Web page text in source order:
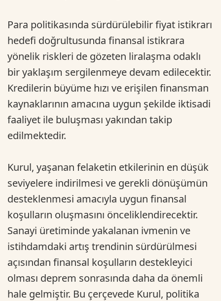
Para politikasında sürdürülebilir fiyat istikrarı
hedefi doğrultusunda finansal istikrara
yönelik riskleri de gözeten liralaşma odaklı
bir yaklaşım sergilenmeye devam edilecektir.
Kredilerin büyüme hızı ve erişilen finansman
kaynaklarının amacına uygun şekilde iktisadi
faaliyet ile buluşması yakından takip
edilmektedir.
Kurul, yaşanan felaketin etkilerinin en düşük
seviyelere indirilmesi ve gerekli dönüşümün
desteklenmesi amacıyla uygun finansal
koşulların oluşmasını önceliklendirecektir.
Sanayi üretiminde yakalanan ivmenin ve
istihdamdaki artış trendinin sürdürülmesi
açısından finansal koşulların destekleyici
olması deprem sonrasında daha da önemli
hale gelmiştir. Bu çerçevede Kurul, politika